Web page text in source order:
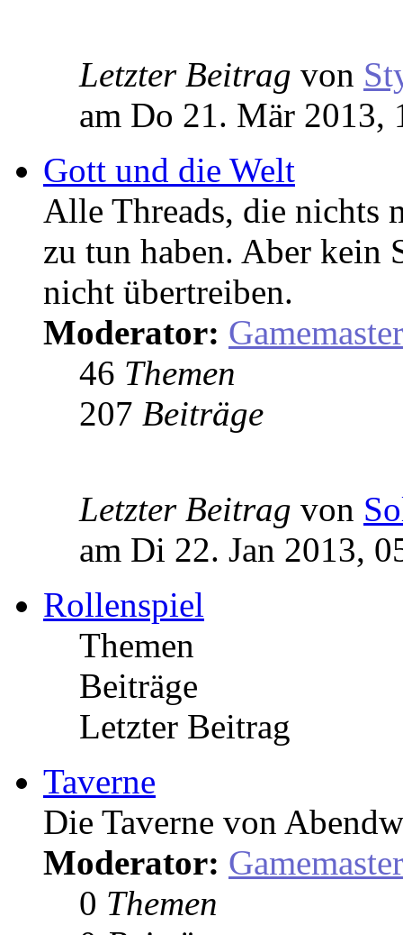
Letzter Beitrag von
am Do 21. Mär 2013,
Gott und die Welt
Alle Threads, die nichts
zu tun haben. Aber kein
nicht übertreiben.
Moderator: Gamemaster
46 Themen
207 Beiträge
Letzter Beitrag von
am Di 22. Jan 2013,
Rollenspiel
Themen
Beiträge
Letzter Beitrag
Taverne
Die Taverne von
Moderator: Gamemaster
0 Themen